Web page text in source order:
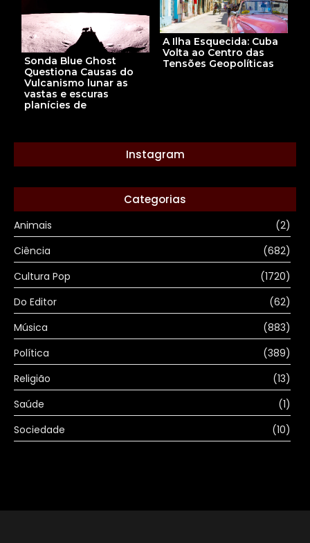
A Ilha Esquecida: Cuba
Volta ao Centro das
Tensões Geopolíticas
Sonda Blue Ghost
Questiona Causas do
Vulcanismo lunar as
vastas e escuras
planícies de
Instagram
Categorias
Animais
(2)
Ciência
(682)
Cultura Pop
(1720)
Do Editor
(62)
Música
(883)
Política
(389)
Religião
(13)
Saúde
(1)
Sociedade
(10)